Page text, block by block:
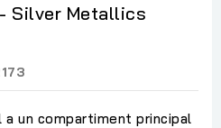
Silver Metallics
un compartiment principal